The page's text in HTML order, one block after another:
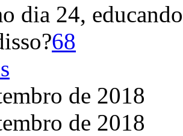
dia 24,
68
de 2018
de 2018